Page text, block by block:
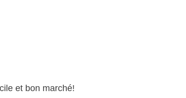
et bon marché!